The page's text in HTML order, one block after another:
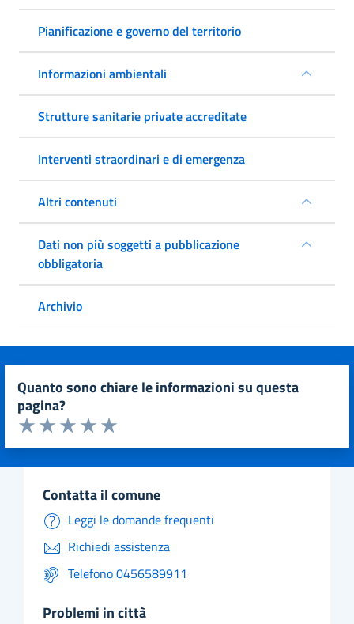
Pianificazione e governo del territorio
Informazioni ambientali
Strutture sanitarie private accreditate
Interventi straordinari e di emergenza
Altri contenuti
Dati non più soggetti a pubblicazione
obbligatoria
Archivio
quanto sono chiare le informazioni su questa
pagina?
Valuta da 1 a 5 stelle la pagina
Valuta 5 stelle su 5
Valuta 4 stelle su 5
Valuta 3 stelle su 5
Valuta 2 stelle su 5
Valuta 1 stelle su 5
contatta il comune
Leggi le domande frequenti
Richiedi assistenza
Telefono 0456589911
problemi in città